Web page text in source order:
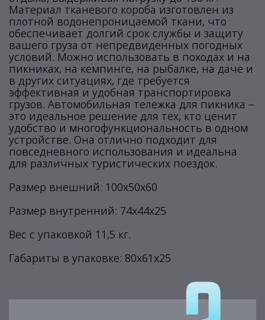
Материал тканевого короба изготовлен из
плотной водонепроницаемой ткани, что
обеспечивает долгий срок службы и защиту
вашего груза от непредвиденных погодных
условий. Можно использовать в походах и на
пикниках, на кемпинге, на рыбалке, на даче и
в других ситуациях, где требуется
эффективная и удобная транспортировка
грузов. Автомобильная тележка для пикника –
это идеальное решение для тех, кто ценит
удобство и многофункциональность в одном
устройстве. Она отлично подходит для
повседневного использования и идеальна
для различных туристических поездок.
Размер внешний: 100х50х60
Размер внутренний: 74х44х25
Вес с упаковкой 11,5 кг.
Габариты в упаковке: 80х61х25